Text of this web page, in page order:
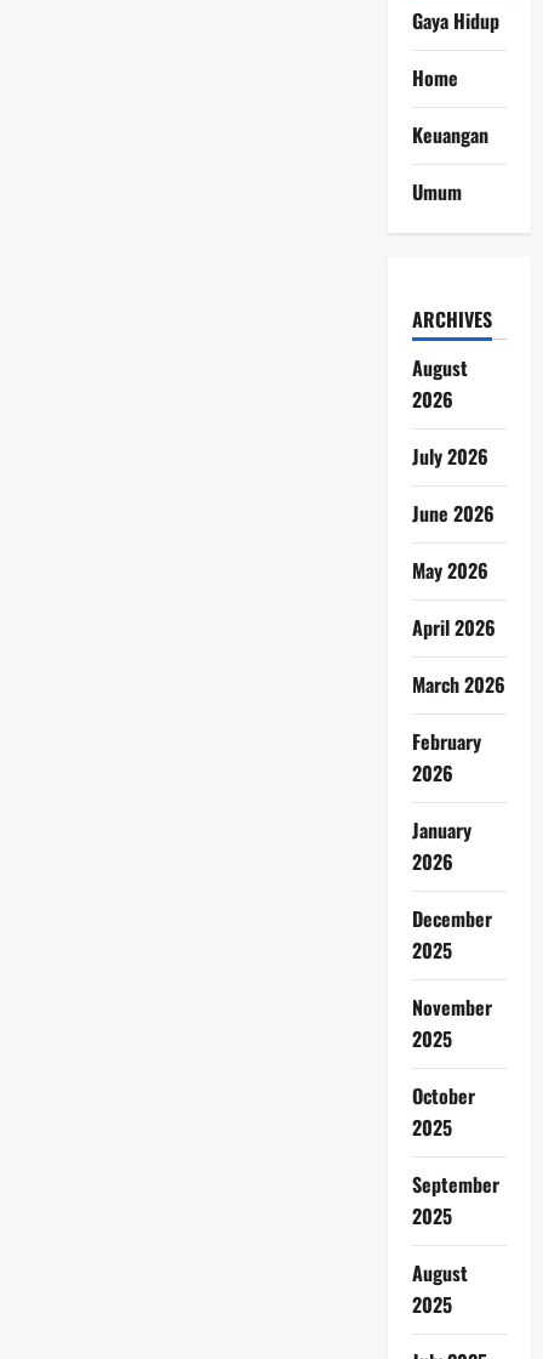
Gaya Hidup
Home
Keuangan
Umum
ARCHIVES
August
2026
July 2026
June 2026
May 2026
April 2026
March 2026
February
2026
January
2026
December
2025
November
2025
October
2025
September
2025
August
2025